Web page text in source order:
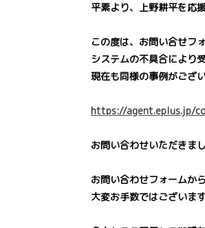
平素より、上野耕平を応
この度は、お問い合せフ
システムの不具合により
現在も同様の事例がござ
https://agent.eplus.jp/
お問い合わせいただきま
お問い合わせフォームか
大変お手数ではございま